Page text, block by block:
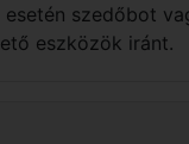
szedőbot
eszközök iránt.